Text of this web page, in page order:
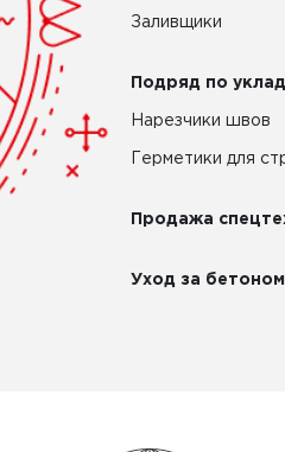
Заливщики
Подряд по
Нарезчики швов
Герметики для
Продажа
Уход за бетоном